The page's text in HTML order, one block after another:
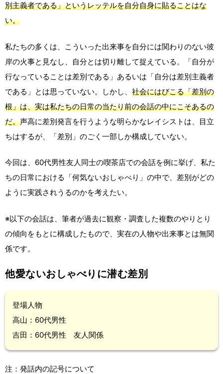
別主義者である」というレッテルを自分自身に貼ることはな
い。
私たちの多くは、こういった出来事を自分には関わりのない彼
岸の火事と見なし、自分とは切り離して捉えている。「自分が
行なっていることは差別である」あるいは「自分は差別主義者
である」とは思っていない。しかし、 社会にはびこる「差別の
根」は、実は私たちの日常の当たり前の会話の中にこそあるの
だ。声高に差別発言を行うような明らかなレイシストは、目立
ちはするが、「差別」のごく一部しか構成していない。
今回は、60代男性友人同士の喫茶店での会話を例に挙げ、私た
ちの日常における「何気ないおしゃべり」の中で、差別がどの
ように実践されうるのかを考えたい。
※以下の会話は、筆者が過去に観察・調査した複数のやりとり
の傾向をもとに構成したもので、実在の人物や出来事とは無関
係です。
他愛ないおしゃべりに潜む差別
登場人物
高山：60代男性
吉田：60代男性 友人関係
注：発話内の記号について